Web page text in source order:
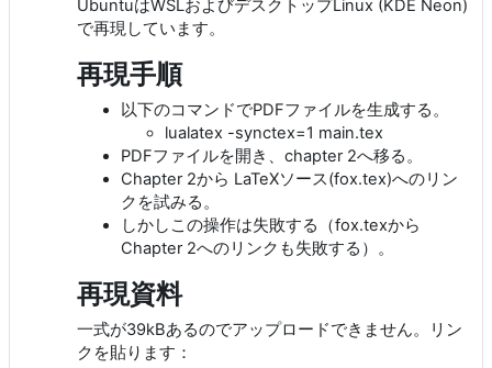
UbuntuはWSLおよびデスクトップLinux (KDE Neon)
で再現しています。
再現手順
以下のコマンドでPDFファイルを生成する。
lualatex -synctex=1 main.tex
PDFファイルを開き、chapter 2へ移る。
Chapter 2から LaTeXソース(fox.tex)へのリン
クを試みる。
しかしこの操作は失敗する（fox.texから
Chapter 2へのリンクも失敗する）。
再現資料
一式が39kBあるのでアップロードできません。リン
クを貼ります：